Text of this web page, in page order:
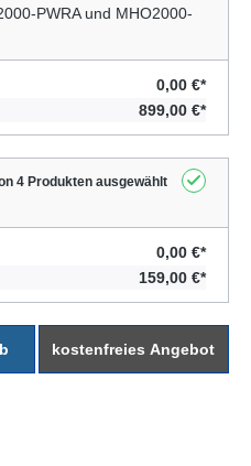
PWRA und MHO2000-
0,00 €*
899,00 €*
4 Produkten ausgewählt
0,00 €*
159,00 €*
kostenfreies Angebot